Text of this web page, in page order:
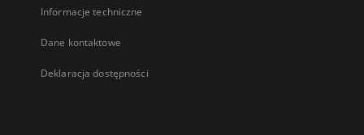
Informacje techniczne
Dane kontaktowe
Deklaracja dostępności